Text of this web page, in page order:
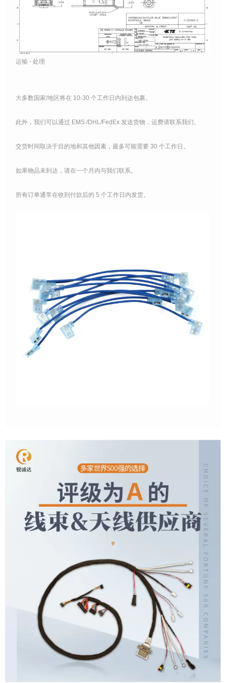
运输 - 处理
大多数国家/地区将在 10-30 个工作日内到达包裹。
此外，我们可以通过 EMS /DHL/FedEx 发送货物，运费请联系我们。
交货时间取决于目的地和其他因素，最多可能需要 30 个工作日。
如果物品未到达，请在一个月内与我们联系。
所有订单通常在收到付款后的 5 个工作日内发货。